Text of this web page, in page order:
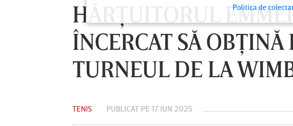
HĂRŢUITORUL
ÎNCERCAT SĂ
TURNEUL DE LA
TENIS PUBLICAT PE 17 IUN 2025
Politica de